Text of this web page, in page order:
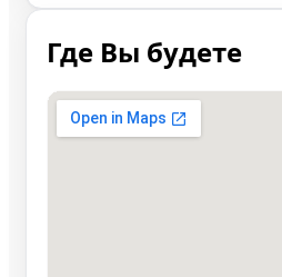
Где Вы будете